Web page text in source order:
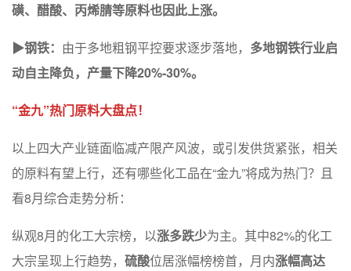
磺、醋酸、丙烯腈等原料也因此上涨。
▶钢铁： 由于多地粗钢平控要求逐步落地， 多地钢铁行业启
动自主降负，产量下降20%-30%。
“金九”热门原料大盘点！
以上四大产业链面临减产限产风波，或引发供货紧张，相关
的原料有望上行，还有哪些化工品在“金九”将成为热门？且
看8月综合走势分析：
纵观8月的化工大宗榜，以涨多跌少为主。其中82%的化工
大宗呈现上行趋势， 硫酸位居涨幅榜榜首，月内涨幅高达